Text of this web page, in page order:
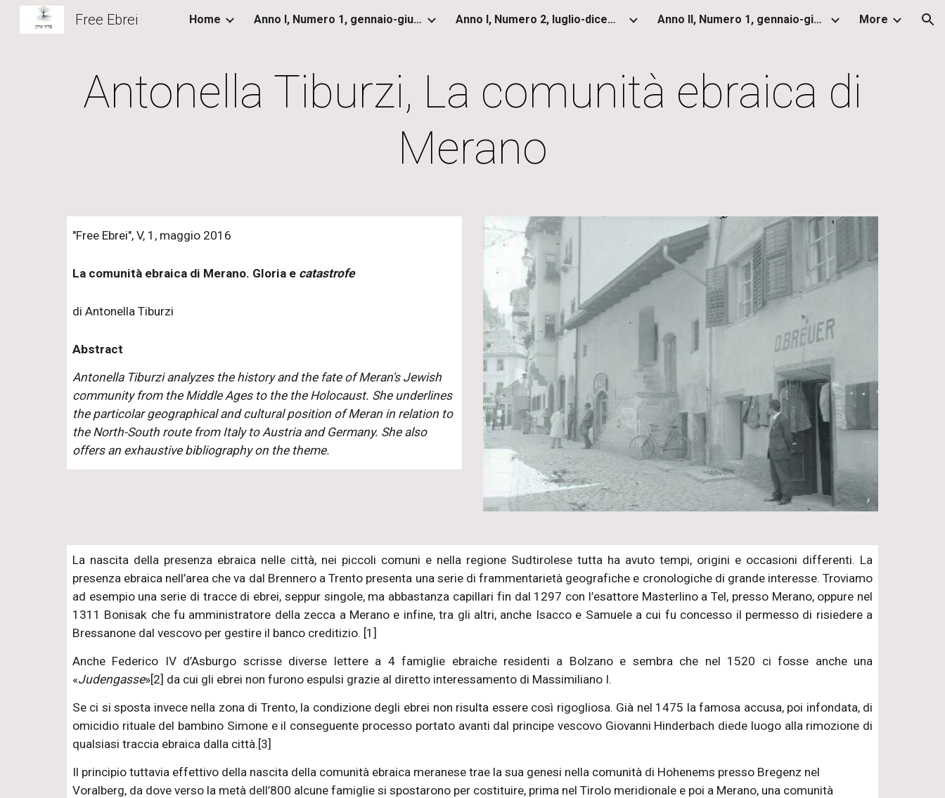
Skip to main content Skip to navigation
Free Ebrei Home Anno I, Numero 1, gennaio-giugno 2012 Anno I, Numero 2, luglio-dicembre 2012 Anno II, Numero 1, gennaio-giugno 2013 More
Antonella Tiburzi, La comunità ebraica di
Merano
"Free Ebrei", V, 1, maggio 2016
La comunità ebraica di Merano. Gloria e catastrofe
di Antonella Tiburzi
Abstract
Antonella Tiburzi analyzes the history and the fate of Meran's Jewish
community from the Middle Ages to the the Holocaust. She underlines
the particolar geographical and cultural position of Meran in relation to
the North-South route from Italy to Austria and Germany. She also
offers an exhaustive bibliography on the theme.
La nascita della presenza ebraica nelle città, nei piccoli comuni e nella regione Sudtirolese tutta ha avuto tempi, origini e occasioni differenti. La
presenza ebraica nell’area che va dal Brennero a Trento presenta una serie di frammentarietà geografiche e cronologiche di grande interesse. Troviamo
ad esempio una serie di tracce di ebrei, seppur singole, ma abbastanza capillari fin dal 1297 con l’esattore Masterlino a Tel, presso Merano, oppure nel
1311 Bonisak che fu amministratore della zecca a Merano e infine, tra gli altri, anche Isacco e Samuele a cui fu concesso il permesso di risiedere a
Bressanone dal vescovo per gestire il banco creditizio. [1]
Anche Federico IV d’Asburgo scrisse diverse lettere a 4 famiglie ebraiche residenti a Bolzano e sembra che nel 1520 ci fosse anche una
«Judengasse»[2] da cui gli ebrei non furono espulsi grazie al diretto interessamento di Massimiliano I.
Se ci si sposta invece nella zona di Trento, la condizione degli ebrei non risulta essere così rigogliosa. Già nel 1475 la famosa accusa, poi infondata, di
omicidio rituale del bambino Simone e il conseguente processo portato avanti dal principe vescovo Giovanni Hinderbach diede luogo alla rimozione di
qualsiasi traccia ebraica dalla città.[3]
Il principio tuttavia effettivo della nascita della comunità ebraica meranese trae la sua genesi nella comunità di Hohenems presso Bregenz nel
Voralberg, da dove verso la metà dell’800 alcune famiglie si spostarono per costituire, prima nel Tirolo meridionale e poi a Merano, una comunità